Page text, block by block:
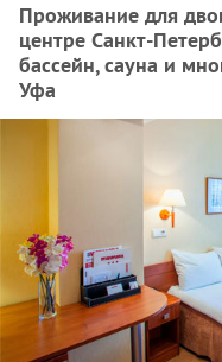
Проживание для
центре Санкт-
бассейн, сауна и
Уфа